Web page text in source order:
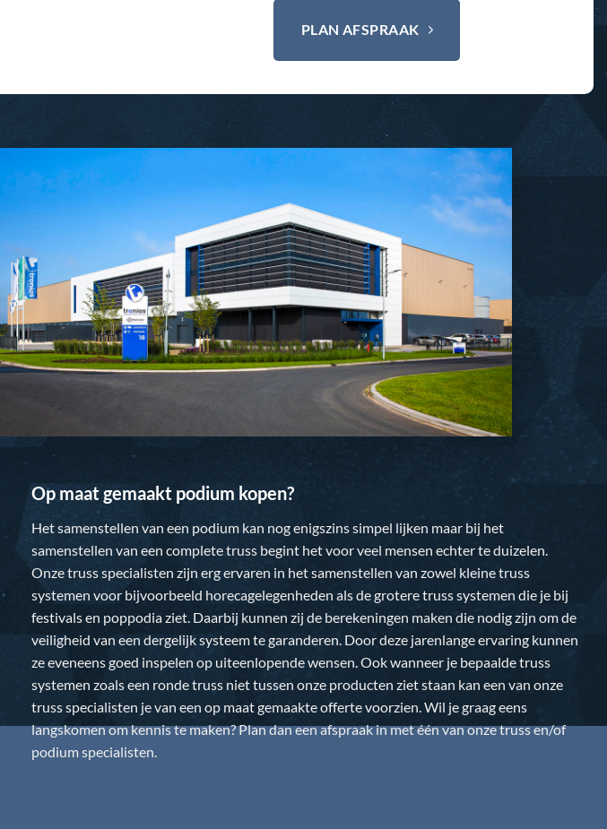
PLAN AFSPRAAK
Op maat gemaakt podium kopen?
Het samenstellen van een podium kan nog enigszins simpel lijken maar bij het
samenstellen van een complete truss begint het voor veel mensen echter te duizelen.
Onze truss specialisten zijn erg ervaren in het samenstellen van zowel kleine truss
systemen voor bijvoorbeeld horecagelegenheden als de grotere truss systemen die je bij
festivals en poppodia ziet. Daarbij kunnen zij de berekeningen maken die nodig zijn om de
veiligheid van een dergelijk systeem te garanderen. Door deze jarenlange ervaring kunnen
ze eveneens goed inspelen op uiteenlopende wensen. Ook wanneer je bepaalde truss
systemen zoals een ronde truss niet tussen onze producten ziet staan kan een van onze
truss specialisten je van een op maat gemaakte offerte voorzien. Wil je graag eens
langskomen om kennis te maken? Plan dan een afspraak in met één van onze truss en/of
podium specialisten.